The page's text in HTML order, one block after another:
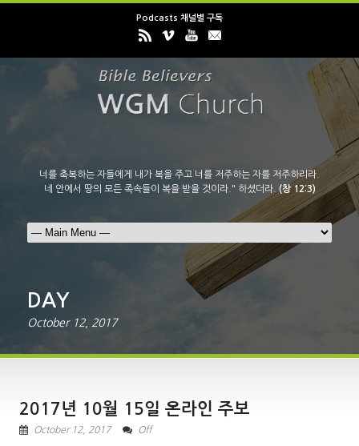
Podcasts 채널별 구독
너를 축복하는 자들에게 내가 복을 주고 너를 저주하는 자를 저주하리라.
네 안에서 땅의 모든 족속들이 복을 받을 것이라." 하셨더라.(창 12:3)
DAY
October 12, 2017
2017년 10월 15일 온라인 주보
October 12, 2017 Off